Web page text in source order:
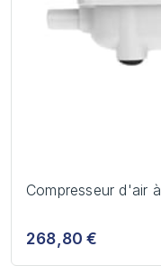
Compresseur d'air
268,80 €